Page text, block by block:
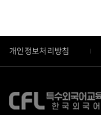
개인정보처리방침